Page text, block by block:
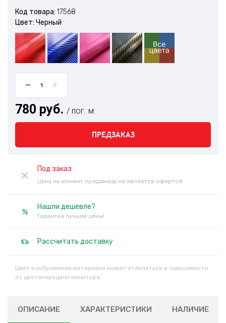
Код товара: 17568
Цвет: Черный
780 руб. / пог. м.
ПРЕДЗАКАЗ
Под заказ
Цена на момент предзаказа не является офертой
Нашли дешевле?
Гарантия лучшей цены!
Рассчитать доставку
Цвет изображений материала может отличаться в зависимости
от цветопередачи монитора.
ОПИСАНИЕ ХАРАКТЕРИСТИКИ НАЛИЧИЕ